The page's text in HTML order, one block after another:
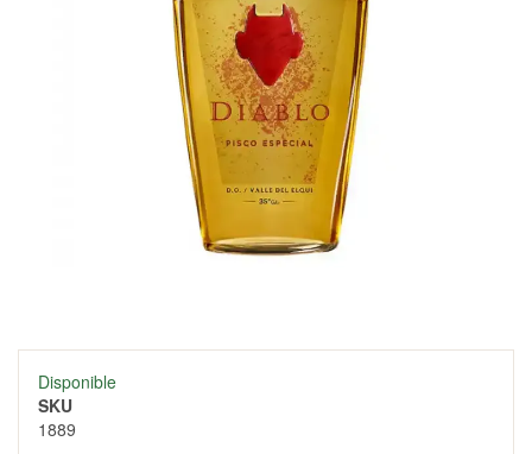
the
beginning
Disponible
SKU
1889